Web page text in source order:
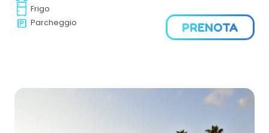
Frigo
Parcheggio
PRENOTA